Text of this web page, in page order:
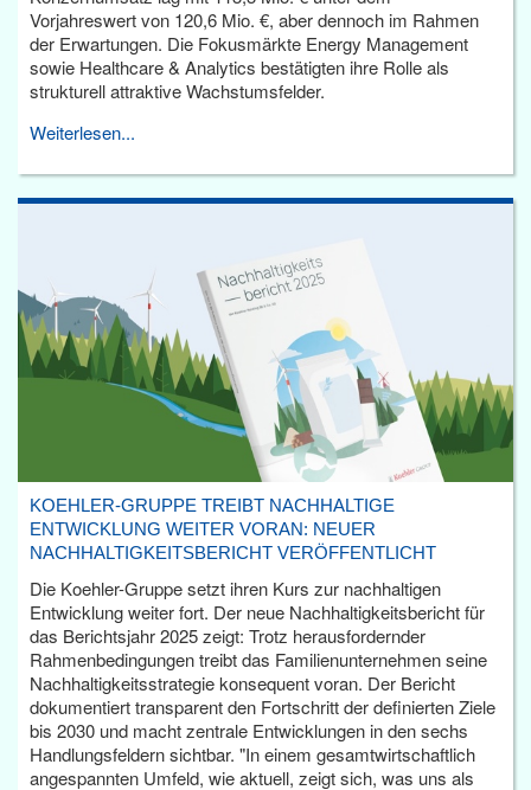
Vorjahreswert von 120,6 Mio. €, aber dennoch im Rahmen
der Erwartungen. Die Fokusmärkte Energy Management
sowie Healthcare & Analytics bestätigten ihre Rolle als
strukturell attraktive Wachstumsfelder.
Weiterlesen...
KOEHLER-GRUPPE TREIBT NACHHALTIGE
ENTWICKLUNG WEITER VORAN: NEUER
NACHHALTIGKEITSBERICHT VERÖFFENTLICHT
Die Koehler-Gruppe setzt ihren Kurs zur nachhaltigen
Entwicklung weiter fort. Der neue Nachhaltigkeitsbericht für
das Berichtsjahr 2025 zeigt: Trotz herausfordernder
Rahmenbedingungen treibt das Familienunternehmen seine
Nachhaltigkeitsstrategie konsequent voran. Der Bericht
dokumentiert transparent den Fortschritt der definierten Ziele
bis 2030 und macht zentrale Entwicklungen in den sechs
Handlungsfeldern sichtbar. "In einem gesamtwirtschaftlich
angespannten Umfeld, wie aktuell, zeigt sich, was uns als